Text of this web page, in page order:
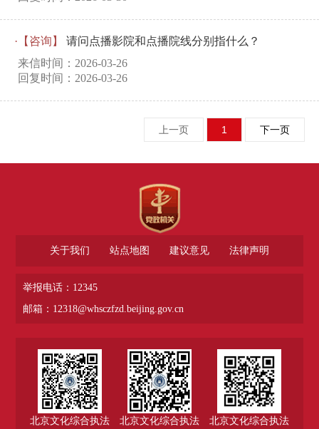
·【咨询】 请问点播影院和点播院线分别指什么？
来信时间：2026-03-26
回复时间：2026-03-26
上一页 1 下一页
关于我们 站点地图 建议意见 法律声明
举报电话：12345
邮箱：12318@whsczfzd.beijing.gov.cn
北京文化综合执法 北京文化综合执法 北京文化综合执法